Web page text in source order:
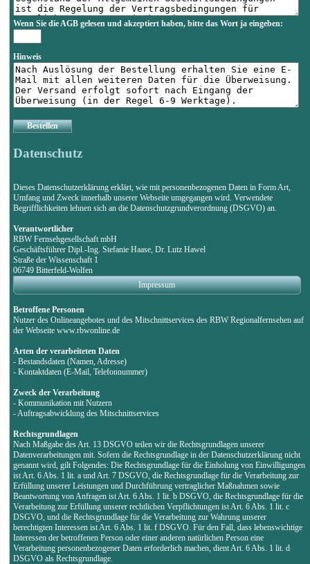
Wenn Sie die AGB gelesen und akzeptiert haben, bitte das Wort ja eingeben:
Hinweis
Bestellen
Datenschutz
Dieses Datenschutzerklärung erklärt, wie mit personenbezogenen Daten in Form Art,
Umfang und Zweck innerhalb unserer Webseite umgegangen wird. Verwendete
Begrifflichkeiten lehnen sich an die Datenschutzgrundverordnung (DSGVO) an.
Verantwortlicher
RBW Fernsehgesellschaft mbH
Geschäftsführer Dipl.-Ing. Stefanie Haase, Dr. Lutz Hawel
Straße der Wissenschaft 1
06749 Bitterfeld-Wolfen
Impressum
Betroffene Personen
Nutzer des Onlineangebotes und des Mitschnittservices des RBW Regionalfernsehen auf
der Webseite www.rbwonline.de
Arten der verarbeiteten Daten
- Bestandsdaten (Namen, Adresse)
- Kontaktdaten (E-Mail, Telefonnummer)
Zweck der Verarbeitung
- Kommunikation mit Nutzern
- Auftragsabwicklung des Mitschnittservices
Rechtsgrundlagen
Nach Maßgabe des Art. 13 DSGVO teilen wir die Rechtsgrundlagen unserer
Datenverarbeitungen mit. Sofern die Rechtsgrundlage in der Datenschutzerklärung nicht
genannt wird, gilt Folgendes: Die Rechtsgrundlage für die Einholung von Einwilligungen
ist Art. 6 Abs. 1 lit. a und Art. 7 DSGVO, die Rechtsgrundlage für die Verarbeitung zur
Erfüllung unserer Leistungen und Durchführung vertraglicher Maßnahmen sowie
Beantwortung von Anfragen ist Art. 6 Abs. 1 lit. b DSGVO, die Rechtsgrundlage für die
Verarbeitung zur Erfüllung unserer rechtlichen Verpflichtungen ist Art. 6 Abs. 1 lit. c
DSGVO, und die Rechtsgrundlage für die Verarbeitung zur Wahrung unserer
berechtigten Interessen ist Art. 6 Abs. 1 lit. f DSGVO. Für den Fall, dass lebenswichtige
Interessen der betroffenen Person oder einer anderen natürlichen Person eine
Verarbeitung personenbezogener Daten erforderlich machen, dient Art. 6 Abs. 1 lit. d
DSGVO als Rechtsgrundlage.